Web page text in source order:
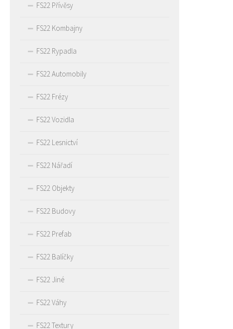
FS22 Přívěsy
FS22 Kombajny
FS22 Rypadla
FS22 Automobily
FS22 Frézy
FS22 Vozidla
FS22 Lesnictví
FS22 Nářadí
FS22 Objekty
FS22 Budovy
FS22 Prefab
FS22 Balíčky
FS22 Jiné
FS22 Váhy
FS22 Textury